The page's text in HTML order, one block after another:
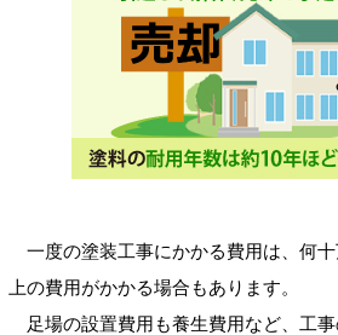
一度の塗装工事にかかる費用は、何
上の費用がかかる場合もあります。
足場の設置費用も養生費用など、工事